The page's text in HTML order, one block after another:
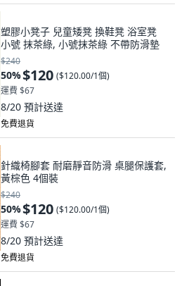
塑膠小凳子 兒童矮凳 換鞋凳 浴室凳
小號 抹茶綠, 小號抹茶綠 不帶防滑墊
$240
50%$120 ($120.00/1個)
運費 $67
8/20 預計送達
免費退貨
針織椅腳套 耐磨靜音防滑 桌腿保護套,
黃棕色 4個裝
$240
50%$120 ($120.00/1個)
運費 $67
8/20 預計送達
免費退貨